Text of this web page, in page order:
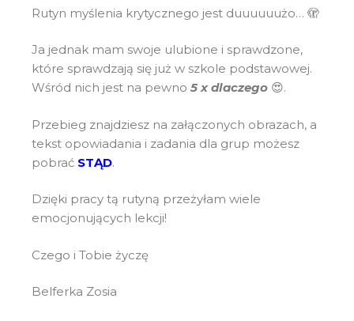
Rutyn myślenia krytycznego jest duuuuuużo… 🫣
Ja jednak mam swoje ulubione i sprawdzone,
które sprawdzają się już w szkole podstawowej.
Wśród nich jest na pewno 5 x dlaczego 😍.
Przebieg znajdziesz na załączonych obrazach, a
tekst opowiadania i zadania dla grup możesz
pobrać STĄD.
Dzięki pracy tą rutyną przeżyłam wiele
emocjonujących lekcji!
Czego i Tobie życzę
Belferka Zosia